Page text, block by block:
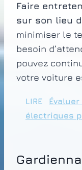
Faire
sur son lieu
minimiser le
besoin
pouvez
votre voiture
LIRE
électriques